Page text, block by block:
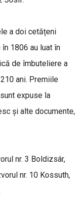
a doi cetățeni
1806 au luat în
de îmbuteliere a
ani. Premiile
expuse la
și alte documente,
nr. 3 Boldizsár,
nr. 10 Kossuth,